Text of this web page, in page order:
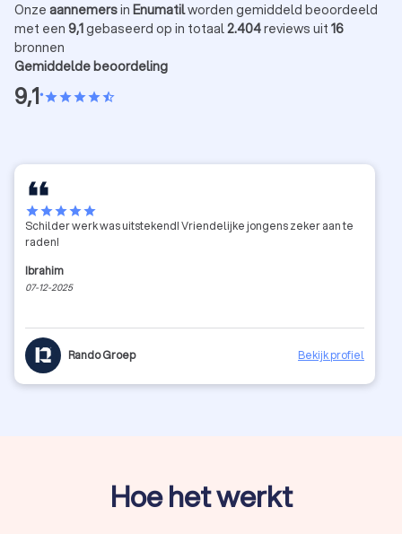
Onze aannemersin Enumatilworden gemiddeld beoordeeld
met een 9,1gebaseerd op in totaal2.404reviews uit 16
bronnen
Gemiddelde beoordeling
9,1•starstarstarstarstar_half
starstarstarstarstar
Schilder werk was uitstekend! Vriendelijke jongens zeker aan te
raden!
Ibrahim
07-12-2025
Rando Groep Bekijk profiel
Hoe het werkt